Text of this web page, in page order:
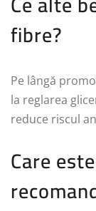
fibre?
Pe lângă
la reglarea
reduce riscul
Care